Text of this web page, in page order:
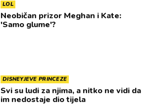
LOL
Neobičan prizor Meghan i Kate:
'Samo glume'?
DISNEYJEVE PRINCEZE
Svi su ludi za njima, a nitko ne vidi da
im nedostaje dio tijela